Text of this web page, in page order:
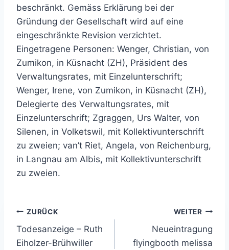
beschränkt. Gemäss Erklärung bei der
Gründung der Gesellschaft wird auf eine
eingeschränkte Revision verzichtet.
Eingetragene Personen: Wenger, Christian, von
Zumikon, in Küsnacht (ZH), Präsident des
Verwaltungsrates, mit Einzelunterschrift;
Wenger, Irene, von Zumikon, in Küsnacht (ZH),
Delegierte des Verwaltungsrates, mit
Einzelunterschrift; Zgraggen, Urs Walter, von
Silenen, in Volketswil, mit Kollektivunterschrift
zu zweien; van’t Riet, Angela, von Reichenburg,
in Langnau am Albis, mit Kollektivunterschrift
zu zweien.
Beitragsnavigation
ZURÜCK
Todesanzeige – Ruth
Eiholzer-Brühwiller
WEITER
Neueintragung
flyingbooth melissa